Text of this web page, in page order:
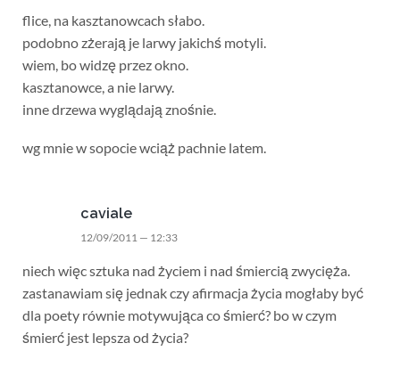
flice, na kasztanowcach słabo.
podobno zżerają je larwy jakichś motyli.
wiem, bo widzę przez okno.
kasztanowce, a nie larwy.
inne drzewa wyglądają znośnie.
wg mnie w sopocie wciąż pachnie latem.
caviale
12/09/2011 — 12:33
niech więc sztuka nad życiem i nad śmiercią zwycięża.
zastanawiam się jednak czy afirmacja życia mogłaby być
dla poety równie motywująca co śmierć? bo w czym
śmierć jest lepsza od życia?